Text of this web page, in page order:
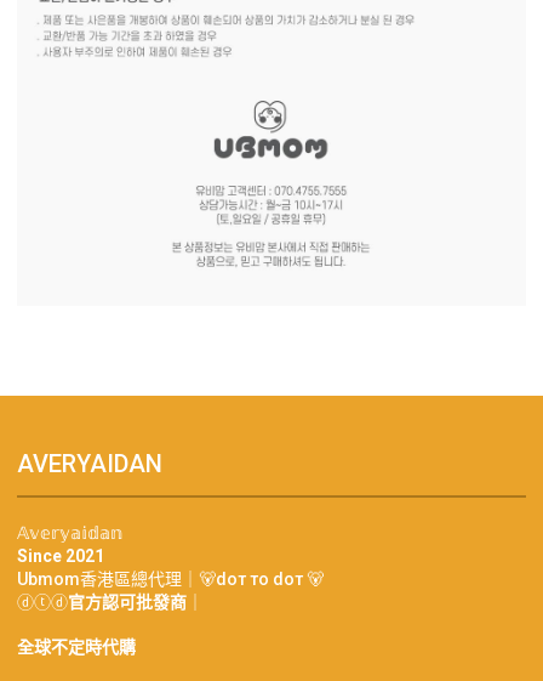
AVERYAIDAN
𝔸𝕧𝕖𝕣𝕪𝕒𝕚𝕕𝕒𝕟
Since 2021
Ubmom香港區總代理｜🐻doт тo doт 🐻
ⓓⓣⓓ官方認可批發商
全球不定時代購